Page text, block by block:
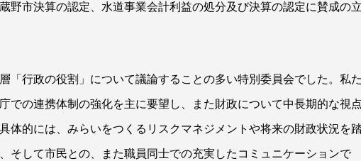
野市決算の認定、水道事業会計利益の処分及び決算の認定に賛成の立
「行政の役割」について議論することの多い特別委員会でした。私た
での連携体制の強化を主に要望し、また財政について中長期的な視点
体的には、みらいをつくるリスクマネジメントや将来の財政状況を
そして市民との、また職員同士での充実したコミュニケーションで